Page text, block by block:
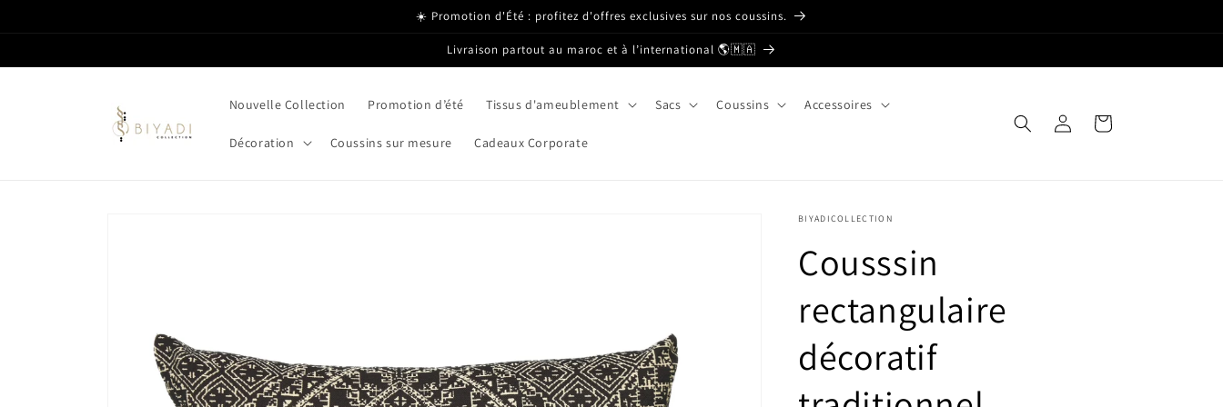
☀️ Promotion d'Été : profitez d'offres exclusives sur nos coussins.
Livraison partout au maroc et à l’international 🌎🇲🇦
Nouvelle Collection Promotion d’été Tissus d'ameublement Sacs Coussins Accessoires
Décoration Coussins sur mesure Cadeaux Corporate
Connexion Panier
BIYADICOLLECTION
Cousssin
rectangulaire
décoratif